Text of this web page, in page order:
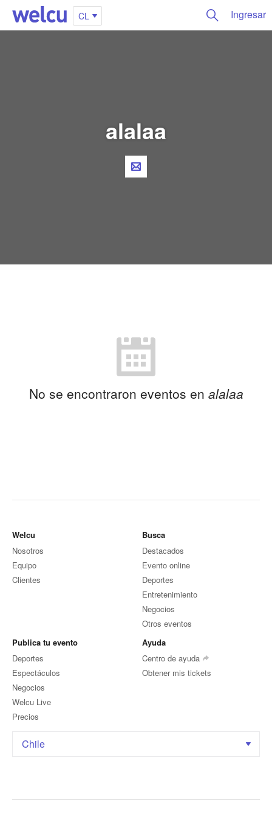
CL Ingresar
alalaa
No se encontraron eventos en alalaa
Welcu
Nosotros
Equipo
Clientes
Busca
Destacados
Evento online
Deportes
Entretenimiento
Negocios
Otros eventos
Publica tu evento
Deportes
Espectáculos
Negocios
Welcu Live
Precios
Ayuda
Centro de ayuda
Obtener mis tickets
Chile